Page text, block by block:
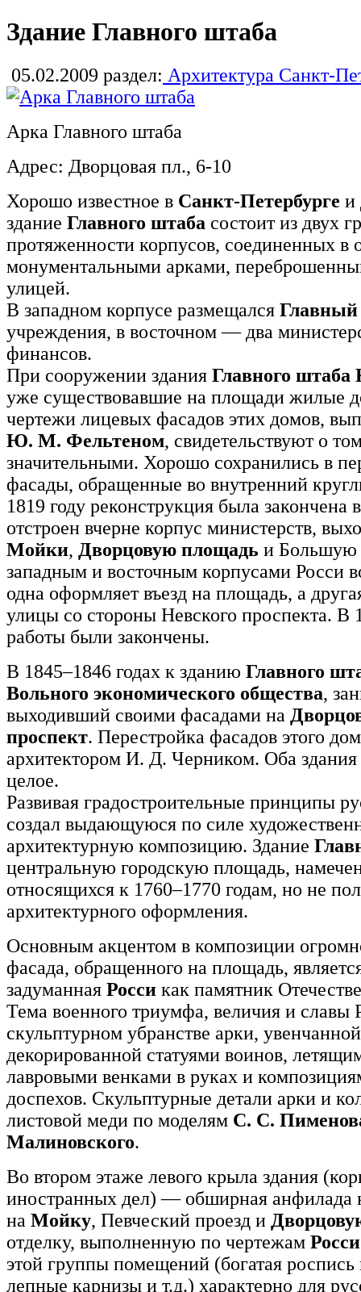
Здание Главного штаба
05.02.2009 раздел: Архитектура Санкт-
Арка Главного штаба
Адрес: Дворцовая пл., 6-10
Хорошо известное в Санкт-Петербурге и
здание Главного штаба состоит из двух
протяженности корпусов, соединенных в
монументальными арками,
улицей.
В западном корпусе размещался
учреждения, в восточном — два
финансов.
При сооружении здания Главного штаба
уже существовавшие на площади жилые
чертежи лицевых фасадов этих домов,
Ю. М. Фельтеном, свидетельствуют о
значительными. Хорошо сохранились в
фасады, обращенные во внутренний
1819 году реконструкция была закончена
отстроен вчерне корпус министерств,
Мойки, Дворцовую площадь и
западным и восточным корпусами Росси
одна оформляет въезд на площадь, а
улицы со стороны Невского проспекта. В
работы были закончены.
В 1845–1846 годах к зданию Главного
Вольного экономического общества,
выходивший своими фасадами на
проспект. Перестройка фасадов этого
архитектором И. Д. Черником. Оба
целое.
Развивая градостроительные принципы
создал выдающуюся по силе
архитектурную композицию. Здание
центральную городскую площадь,
относящихся к 1760–1770 годам, но не
архитектурного оформления.
Основным акцентом в композиции
фасада, обращенного на площадь,
задуманная Росси как памятник
Тема военного триумфа, величия и славы
скульптурном убранстве арки,
декорированной статуями воинов,
лавровыми венками в руках и
доспехов. Скульптурные детали арки и
листовой меди по моделям С. С.
Малиновского.
Во втором этаже левого крыла здания
иностранных дел) — обширная анфилада
на Мойку, Певческий проезд и
отделку, выполненную по чертежам Росси
этой группы помещений (богатая
лепные карнизы и т.д.) характерно для